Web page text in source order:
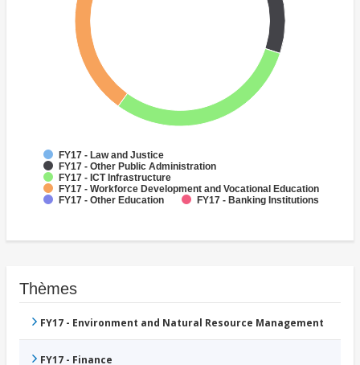
FY17 - Law and Justice
FY17 - Other Public Administration
FY17 - ICT Infrastructure
FY17 - Workforce Development and Vocational Education
FY17 - Other Education
FY17 - Banking Institutions
Thèmes
FY17 - Environment and Natural Resource Management
FY17 - Finance